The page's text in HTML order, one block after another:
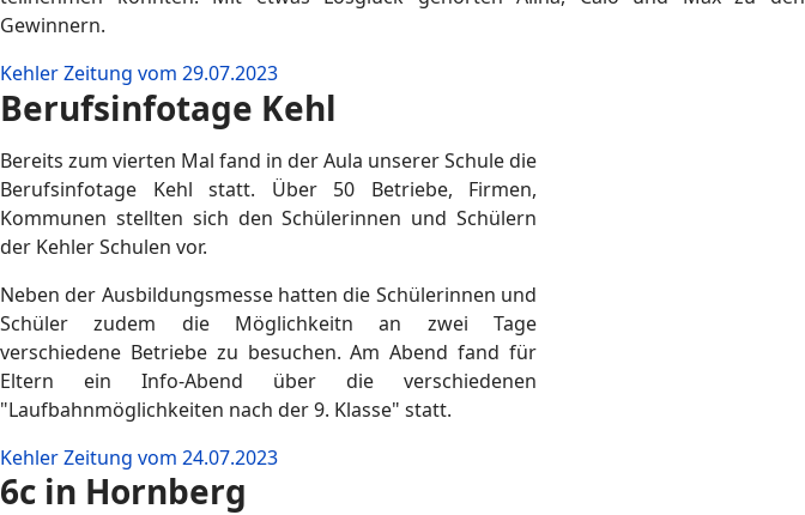
Gewinnern.
Kehler Zeitung vom 29.07.2023
Berufsinfotage Kehl
Bereits zum vierten Mal fand in der Aula unserer Schule die
Berufsinfotage Kehl statt. Über 50 Betriebe, Firmen,
Kommunen stellten sich den Schülerinnen und Schülern
der Kehler Schulen vor.
Neben der Ausbildungsmesse hatten die Schülerinnen und
Schüler zudem die Möglichkeitn an zwei Tage
verschiedene Betriebe zu besuchen. Am Abend fand für
Eltern ein Info-Abend über die verschiedenen
"Laufbahnmöglichkeiten nach der 9. Klasse" statt.
Kehler Zeitung vom 24.07.2023
6c in Hornberg